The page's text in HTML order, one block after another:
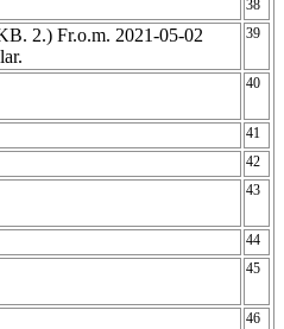
38
2.) Fr.o.m. 2021-05-02
39
40
41
42
43
44
45
46